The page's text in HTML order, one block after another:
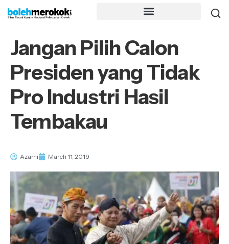
Jangan Pilih Calon
Presiden yang Tidak
Pro Industri Hasil
Tembakau
Azami March 11, 2019